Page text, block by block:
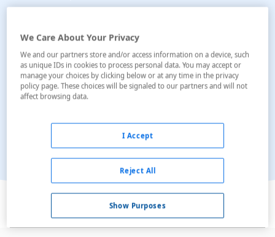
Ver en el mapa
We Care About Your Privacy
We and our partners store and/or access information on a device, such
as unique IDs in cookies to process personal data. You may accept or
manage your choices by clicking below or at any time in the privacy
policy page. These choices will be signaled to our partners and will not
affect browsing data.
Show Purposes
Reject All
I Accept